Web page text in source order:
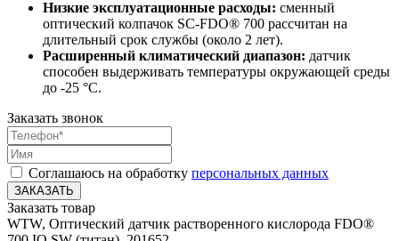
Низкие эксплуатационные расходы: сменный
оптический колпачок SC-FDO® 700 рассчитан на
длительный срок службы (около 2 лет).
Расширенный климатический диапазон: датчик
способен выдерживать температуры окружающей среды
до -25 °C.
Заказать звонок
Соглашаюсь на обработку персональных данных
ЗАКАЗАТЬ
Заказать товар
WTW, Оптический датчик растворенного кислорода FDO®